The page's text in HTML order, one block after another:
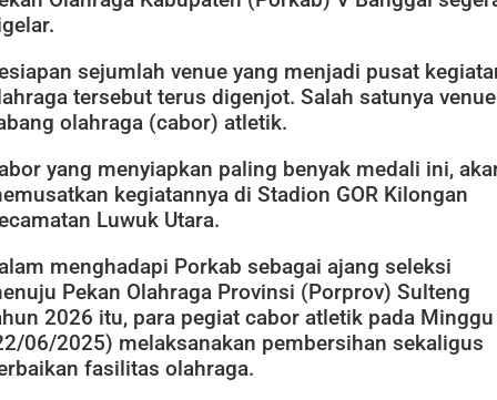
sejumlah venue yang menjadi pusat
tersebut terus digenjot. Salah satunya venue
olahraga (cabor) atletik.
yang menyiapkan paling benyak medali ini,
kegiatannya di Stadion GOR Kilongan
Luwuk Utara.
menghadapi Porkab sebagai ajang seleksi
Pekan Olahraga Provinsi (Porprov) Sulteng
2026 itu, para pegiat cabor atletik pada Minggu
06/2025) melaksanakan pembersihan sekaligus
fasilitas olahraga.